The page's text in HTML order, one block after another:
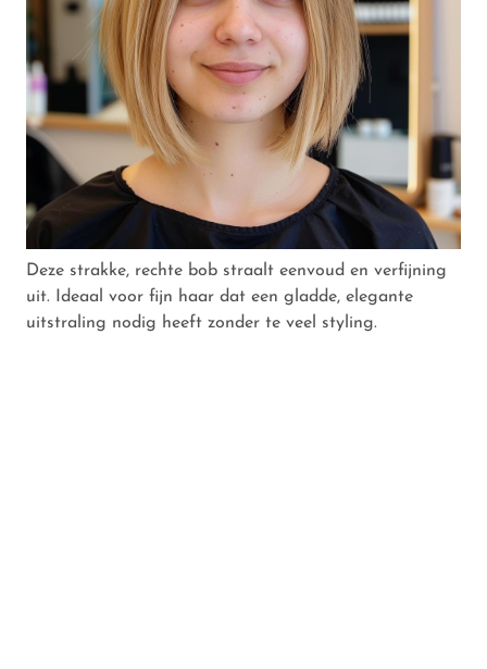
Deze strakke, rechte bob straalt eenvoud en verfijning
uit. Ideaal voor fijn haar dat een gladde, elegante
uitstraling nodig heeft zonder te veel styling.